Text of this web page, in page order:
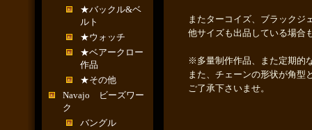
★バックル&ベ
ルト
★ウォッチ
★ベアークロー
作品
★その他
Navajo ビーズワー
ク
バングル
またターコイズ、ブラックジ
他サイズも出品している場合
※多量制作作品、また定期的
また、チェーンの形状が角型
ご了承下さいませ。